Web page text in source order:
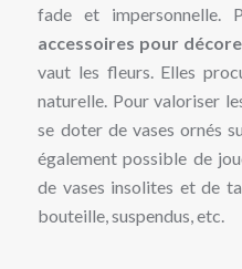
fade et impersonnelle.
accessoires pour
vaut les fleurs. Elles
naturelle. Pour valoriser
se doter de vases ornés
également possible de
de vases insolites et de
bouteille, suspendus, etc.